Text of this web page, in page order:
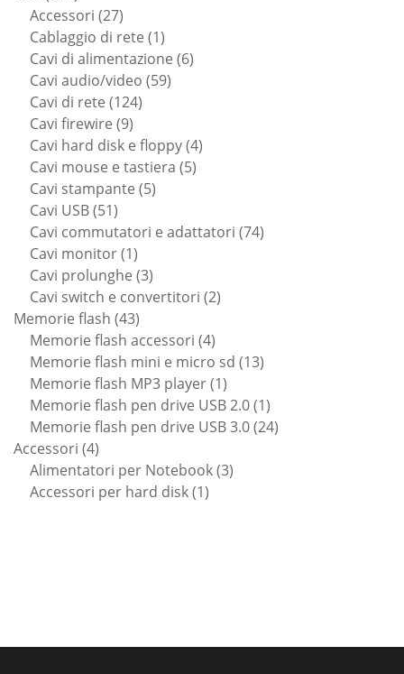
prodotti
Accessori 2727
prodotti
Cablaggio di rete 11
prodotto
Cavi di alimentazione 66
Cavi audio/video 5959
Cavi di rete 124124
Cavi firewire 99
prodotti
Cavi hard disk e floppy 44
Cavi mouse e tastiera 55
Cavi stampante 55
Cavi USB 5151
prodotti
Cavi commutatori e adattatori 7474
Cavi monitor 11
prodotto
Cavi prolunghe 33
prodotti
Cavi switch e convertitori 22
Memorie flash 4343
prodotti
Memorie flash accessori 44
prodotti
Memorie flash mini e micro sd 1313
Memorie flash MP3 player 11
prodotto
Memorie flash pen drive USB 2.0 11
prodotto
Memorie flash pen drive USB 3.0 2424
Accessori 44
prodotti
Alimentatori per Notebook 33
Accessori per hard disk 11